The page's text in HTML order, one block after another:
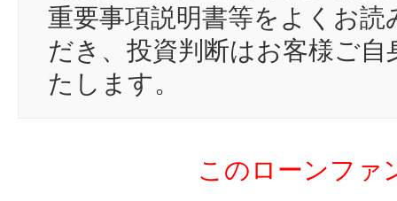
重要事項説明書等をよくお
だき、投資判断はお客様ご
たします。
このローンファ